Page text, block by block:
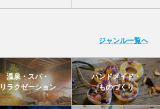
ジャンル一覧へ
温泉・スパ・
リラクゼーション
ハンドメイド・
ものづくり